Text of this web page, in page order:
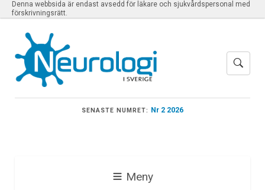
Denna webbsida är endast avsedd för läkare och sjukvårdspersonal med
förskrivningsrätt.
SENASTE NUMRET: Nr 2 2026
Meny